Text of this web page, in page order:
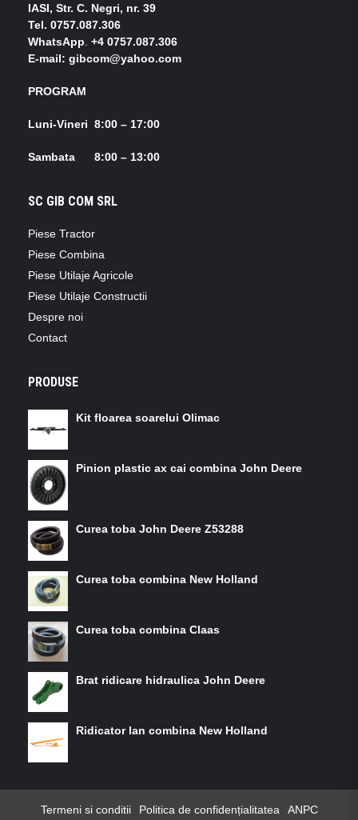
IASI, Str. C. Negri, nr. 39
Tel. 0757.087.306
WhatsApp +4 0757.087.306
E-mail: gibcom@yahoo.com
PROGRAM
Luni-Vineri 8:00 – 17:00
Sambata 8:00 – 13:00
SC GIB COM SRL
Piese Tractor
Piese Combina
Piese Utilaje Agricole
Piese Utilaje Constructii
Despre noi
Contact
PRODUSE
Kit floarea soarelui Olimac
Pinion plastic ax cai combina John Deere
Curea toba John Deere Z53288
Curea toba combina New Holland
Curea toba combina Claas
Brat ridicare hidraulica John Deere
Ridicator lan combina New Holland
Termeni si conditii Politica de confidențialitatea ANPC